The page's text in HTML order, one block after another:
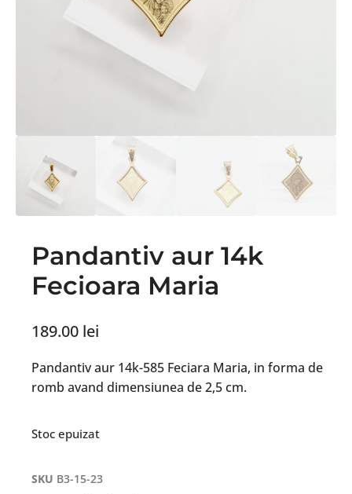
Pandantiv aur 14k
Fecioara Maria
189.00 lei
Pandantiv aur 14k-585 Feciara Maria, in forma de
romb avand dimensiunea de 2,5 cm.
Stoc epuizat
SKU B3-15-23